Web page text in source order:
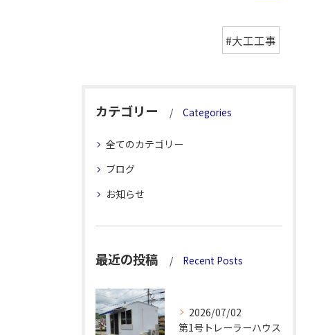
#大工工事
カテゴリー Categories
全てのカテゴリー
ブログ
お知らせ
最近の投稿 Recent Posts
2026/07/02
第1号トレーラーハウス